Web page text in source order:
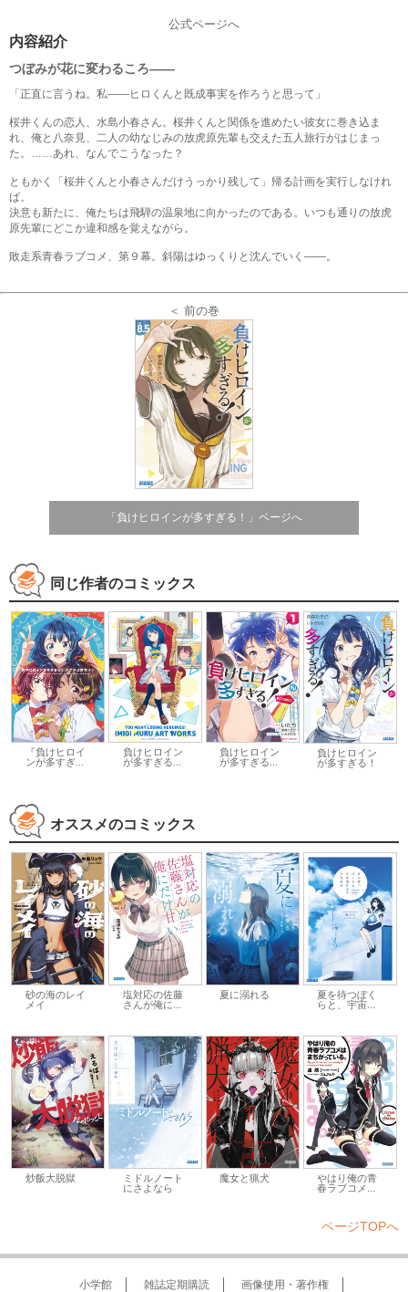
公式ページへ
内容紹介
つぼみが花に変わるころ――
「正直に言うね。私――ヒロくんと既成事実を作ろうと思って」
桜井くんの恋人、水島小春さん。桜井くんと関係を進めたい彼女に巻き込ま
れ、俺と八奈見、二人の幼なじみの放虎原先輩も交えた五人旅行がはじまっ
た。……あれ、なんでこうなった？
ともかく「桜井くんと小春さんだけうっかり残して」帰る計画を実行しなけれ
ば。
決意も新たに、俺たちは飛騨の温泉地に向かったのである。いつも通りの放虎
原先輩にどこか違和感を覚えながら。
敗走系青春ラブコメ、第９幕。斜陽はゆっくりと沈んでいく――。
＜ 前の巻
「負けヒロインが多すぎる！」ページへ
同じ作者のコミックス
『負けヒロイ
ンが多すぎ...
負けヒロイン
が多すぎる...
負けヒロイン
が多すぎる...
負けヒロイン
が多すぎる！
オススメのコミックス
砂の海のレイ
メイ
塩対応の佐藤
さんが俺に...
夏に溺れる
夏を待つぼく
らと、宇宙...
炒飯大脱獄
ミドルノート
にさよなら
魔女と猟犬
やはり俺の青
春ラブコメ...
ページTOPへ
小学館 雑誌定期購読 画像使用・著作権